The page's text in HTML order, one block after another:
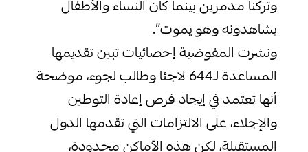
وتركنا مدمرين بينما كان النساء والأطفال
يشاهدونه وهو يموت”.
ونشرت المفوضية إحصائيات تبين تقديمها
المساعدة لـ644 لاجئا وطالب لجوء، موضحة
أنها تعتمد في إيجاد فرص إعادة التوطين
والإجلاء، على الالتزامات التي تقدمها الدول